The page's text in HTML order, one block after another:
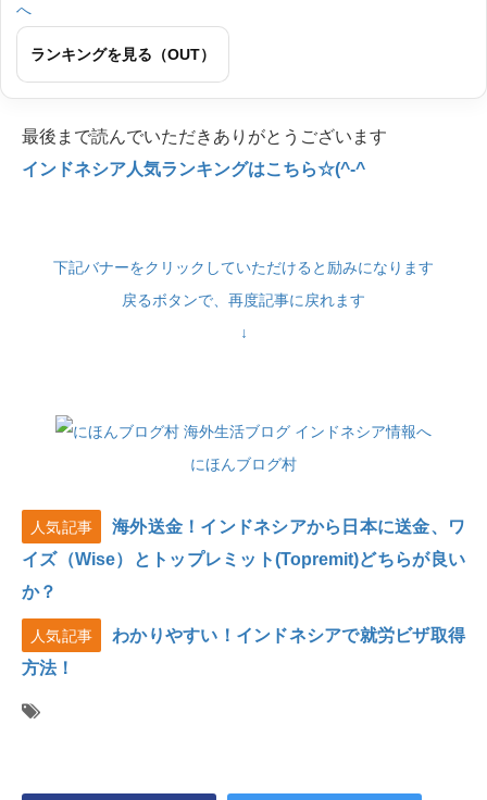
ランキングを見る（OUT）
最後まで読んでいただきありがとうございます
インドネシア人気ランキングはこちら☆(^-^
下記バナーをクリックしていただけると励みになります
戻るボタンで、再度記事に戻れます
↓
にほんブログ村
人気記事
海外送金！インドネシアから日本に送金、ワ
イズ（Wise）とトップレミット(Topremit)どちらが良い
か？
人気記事
わかりやすい！インドネシアで就労ビザ取得
方法！